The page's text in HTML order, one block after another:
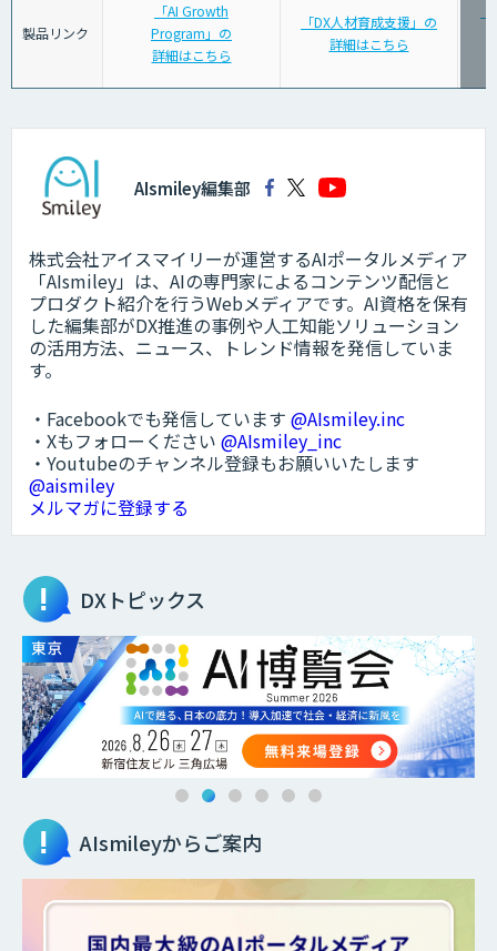
製品リンク
「AI Growth
Program」の
詳細はこちら
「DX人材育成支援」の
詳細はこちら
AIsmiley編集部
株式会社アイスマイリーが運営するAIポータルメディア
「AIsmiley」は、AIの専門家によるコンテンツ配信と
プロダクト紹介を行うWebメディアです。AI資格を保有
した編集部がDX推進の事例や人工知能ソリューション
の活用方法、ニュース、トレンド情報を発信していま
す。
・Facebookでも発信しています @AIsmiley.inc
・Xもフォローください @AIsmiley_inc
・Youtubeのチャンネル登録もお願いいたします
@aismiley
メルマガに登録する
DXトピックス
AIsmileyからご案内